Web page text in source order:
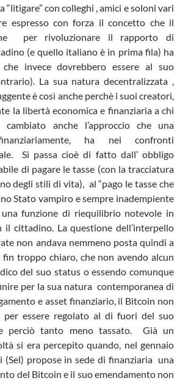
“litigare” con colleghi , amici e soloni vari
espresso con forza il concetto che il
per rivoluzionare il rapporto di
(e quello italiano è in prima fila) ha
invece dovrebbero essere al suo
La sua natura decentralizzata ,
è così anche perchè i suoi creatori,
la libertà economica e finanziaria a chi
anche l’approccio che una
ha nei confronti
Si passa cioè di fatto dall’ obbligo
di pagare le tasse (con la tracciatura
degli stili di vita), al “pago le tasse che
Stato vampiro e sempre inadempiente
una funzione di riequilibrio notevole in
cittadino. La questione dell’interpello
non andava nemmeno posta quindi a
fin troppo chiaro, che non avendo alcun
del suo status o essendo comunque
per la sua natura contemporanea di
e asset finanziario, il Bitcoin non
per essere regolato al di fuori del suo
perciò tanto meno tassato. Già un
si era percepito quando, nel gennaio
(Sel) propose in sede di finanziaria una
del Bitcoin e il suo emendamento non